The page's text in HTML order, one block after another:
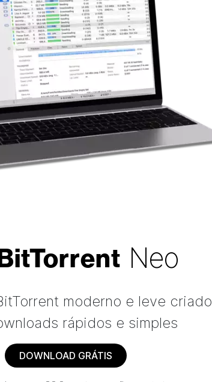
tTorrent Neo
moderno e leve criado
rápidos e simples
DOWNLOAD GRÁTIS